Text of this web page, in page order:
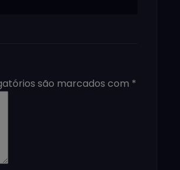
são marcados com *